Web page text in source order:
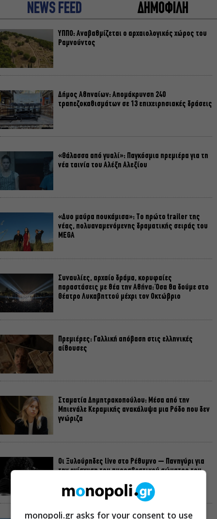
NEWS FEED ΔΗΜΟΦΙΛΗ
ΥΠΠΟ: Αναβαθμίζεται ο αρχαιολογικός χώρος του
Ραμνούντος
Δήμος Αθηναίων: Απομάκρυνση 240
τραπεζοκαθισμάτων σε 13 επιχειρησιακές δράσεις
«Θάλασσα από γυαλί»: Παγκόσμια πρεμιέρα για τη
νέα ταινία του Αλέξη Αλεξίου
«Δυο μαύρα πουκάμισα»: Το πρώτο trailer της
νέας, πολυαναμενόμενης δραματικής σειράς του
MEGA
Συναυλίες, αρχαίο δράμα, κορυφαίες
παραστάσεις με θέα την Αθήνα: Όσα θα δούμε στο
Θέατρο Λυκαβηττού μέχρι τον Οκτώβριο
Πρεμιέρες: Γαλλική απόβαση στις ελληνικές
αίθουσες
Σταματία Δημητρακοπούλου: Μέσα από την
Μπιενάλε Κεραμικής ανακάλυψα μια Ρόδο που δεν
γνώριζα
Οι Ξυλούρηδες live στο Ρέθυμνο – Πανηγύρι για
την ενίσχυση του πυροσβεστικού σώματος του
monopoli.gr asks for your consent to use